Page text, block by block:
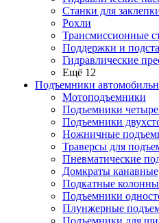
Cтанки для
Рохли
Трансмиссионные
Поддержки и
Гидравлические
Ещё 12
Подъемники
Мотоподъемники
Подъемники
Подъемники
Ножничные
Траверсы для
Пневматические
Домкраты
Подкатные колонны
Подъемники
Плунжерные
Подъемники для